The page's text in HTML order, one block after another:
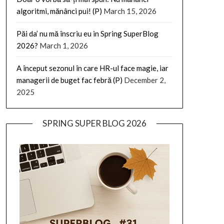
algoritmi, mănânci pui! (P) March 15, 2026
Păi da’ nu mă înscriu eu in Spring SuperBlog
2026? March 1, 2026
A început sezonul în care HR-ul face magie, iar
managerii de buget fac febră (P) December 2,
2025
SPRING SUPER BLOG 2026